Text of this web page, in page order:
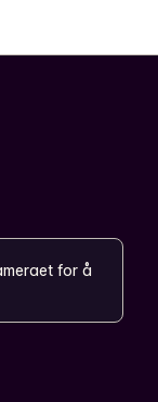
for å